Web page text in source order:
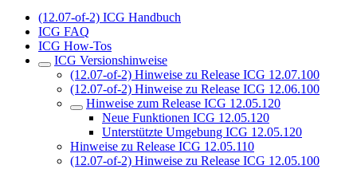
(12.07-of-2) ICG Handbuch
ICG FAQ
ICG How-Tos
ICG Versionshinweise
(12.07-of-2) Hinweise zu Release ICG 12.07.100
(12.07-of-2) Hinweise zu Release ICG 12.06.100
Hinweise zum Release ICG 12.05.120
Neue Funktionen ICG 12.05.120
Unterstützte Umgebung ICG 12.05.120
Hinweise zu Release ICG 12.05.110
(12.07-of-2) Hinweise zu Release ICG 12.05.100